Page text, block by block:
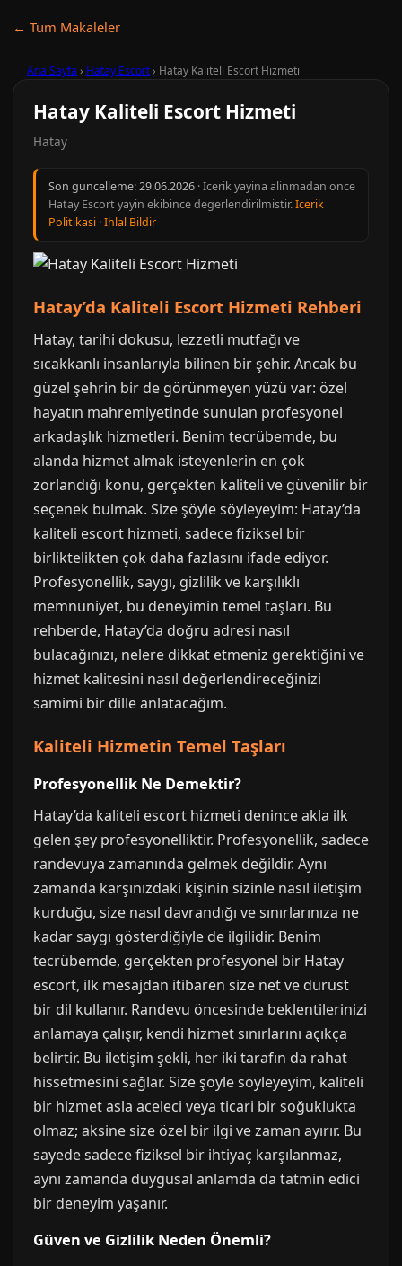
← Tum Makaleler
Ana Sayfa › Hatay Escort› Hatay Kaliteli Escort Hizmeti
Hatay Kaliteli Escort Hizmeti
Hatay
Son guncelleme:29.06.2026 · Icerik yayina alinmadan once
Hatay Escort yayin ekibince degerlendirilmistir.Icerik
Politikasi ·Ihlal Bildir
Hatay’da Kaliteli Escort Hizmeti Rehberi
Hatay, tarihi dokusu, lezzetli mutfağı ve
sıcakkanlı insanlarıyla bilinen bir şehir. Ancak bu
güzel şehrin bir de görünmeyen yüzü var: özel
hayatın mahremiyetinde sunulan profesyonel
arkadaşlık hizmetleri. Benim tecrübemde, bu
alanda hizmet almak isteyenlerin en çok
zorlandığı konu, gerçekten kaliteli ve güvenilir bir
seçenek bulmak. Size şöyle söyleyeyim: Hatay’da
kaliteli escort hizmeti, sadece fiziksel bir
birliktelikten çok daha fazlasını ifade ediyor.
Profesyonellik, saygı, gizlilik ve karşılıklı
memnuniyet, bu deneyimin temel taşları. Bu
rehberde, Hatay’da doğru adresi nasıl
bulacağınızı, nelere dikkat etmeniz gerektiğini ve
hizmet kalitesini nasıl değerlendireceğinizi
samimi bir dille anlatacağım.
Kaliteli Hizmetin Temel Taşları
Profesyonellik Ne Demektir?
Hatay’da kaliteli escort hizmeti denince akla ilk
gelen şey profesyonelliktir. Profesyonellik, sadece
randevuya zamanında gelmek değildir. Aynı
zamanda karşınızdaki kişinin sizinle nasıl iletişim
kurduğu, size nasıl davrandığı ve sınırlarınıza ne
kadar saygı gösterdiğiyle de ilgilidir. Benim
tecrübemde, gerçekten profesyonel bir Hatay
escort, ilk mesajdan itibaren size net ve dürüst
bir dil kullanır. Randevu öncesinde beklentilerinizi
anlamaya çalışır, kendi hizmet sınırlarını açıkça
belirtir. Bu iletişim şekli, her iki tarafın da rahat
hissetmesini sağlar. Size şöyle söyleyeyim, kaliteli
bir hizmet asla aceleci veya ticari bir soğuklukta
olmaz; aksine size özel bir ilgi ve zaman ayırır. Bu
sayede sadece fiziksel bir ihtiyaç karşılanmaz,
aynı zamanda duygusal anlamda da tatmin edici
bir deneyim yaşanır.
Güven ve Gizlilik Neden Önemli?